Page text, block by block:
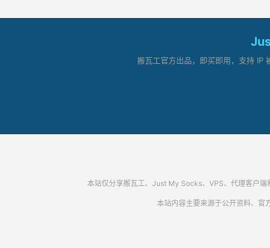
搬瓦工官方出品，即买即用，支持 IP
本站仅分享搬瓦工、Just My Socks、VPS、代理客户端
本站内容主要来源于公开资料、官